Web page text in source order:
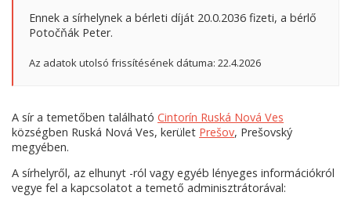
Ennek a sírhelynek a bérleti díját 20.0.2036 fizeti, a bérlő
Potočňák Peter.
Az adatok utolsó frissítésének dátuma: 22.4.2026
A sír a temetőben található Cintorín Ruská Nová Ves
községben Ruská Nová Ves, kerület Prešov, Prešovský
megyében.
A sírhelyről, az elhunyt -ról vagy egyéb lényeges információkról
vegye fel a kapcsolatot a temető adminisztrátorával: